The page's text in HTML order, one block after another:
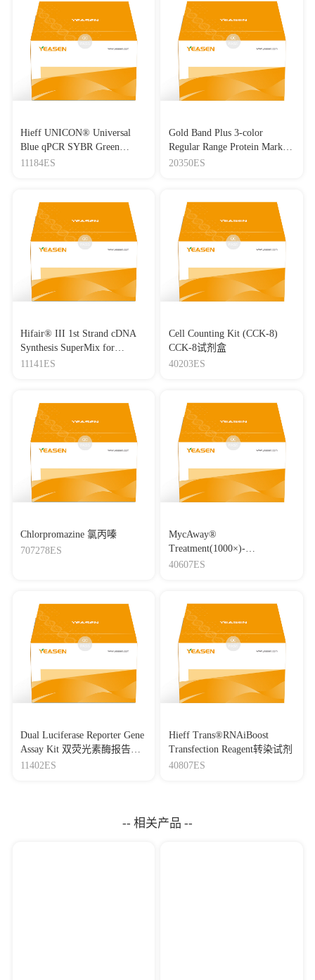
Hieff UNICON® Universal
Blue qPCR SYBR Green
Master Mix
11184ES
Gold Band Plus 3-color
Regular Range Protein Marker
(8-180 kDa) 三色预染蛋白质
20350ES
Hifair® III 1st Strand cDNA
Synthesis SuperMix for
qPCR(gDNA digester plus)
11141ES
Cell Counting Kit (CCK-8)
CCK-8试剂盒
40203ES
Chlorpromazine 氯丙嗪
707278ES
MycAway®
Treatment(1000×)-
Mycoplasma Elimination
40607ES
Dual Luciferase Reporter Gene
Assay Kit 双荧光素酶报告基
因检测试剂盒
11402ES
Hieff Trans®RNAiBoost
Transfection Reagent转染试剂
40807ES
-- 相关产品 --